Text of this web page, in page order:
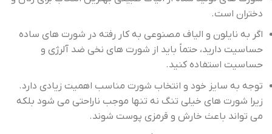
دختران است.
اگر به نایلون و الیاف مصنوعی به کار رفته در شورت های ساده
حساسیت دارید، حتماً باید از شورت های نخی ضد آلرژی و
حساسیت استفاده کنید.
توجه به سایز خود و انتخاب شورت مناسب اهمیت زیادی دارد.
زیرا شورت های خیلی تنگ نه تنها موجب ناراحتی می شود بلکه
می تواند باعث خارش و قرمزی پوست شوند.